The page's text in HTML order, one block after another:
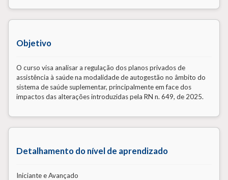
Objetivo
O curso visa analisar a regulação dos planos privados de
assistência à saúde na modalidade de autogestão no âmbito do
sistema de saúde suplementar, principalmente em face dos
impactos das alterações introduzidas pela RN n. 649, de 2025.
Detalhamento do nível de aprendizado
Iniciante e Avançado